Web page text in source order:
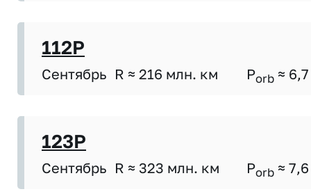
112P
Сентябрь R ≈ 216 млн. км Porb ≈ 6,7
123P
Сентябрь R ≈ 323 млн. км Porb ≈ 7,6